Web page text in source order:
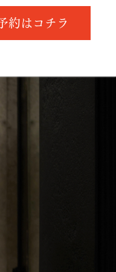
約はコチラ